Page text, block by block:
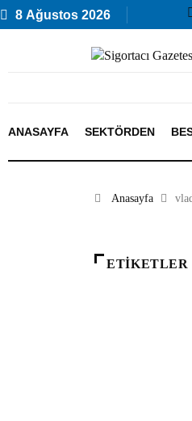
8 Ağustos 2026
ANASAYFA SEKTÖRDEN
Anasayfa
ETIKETLER